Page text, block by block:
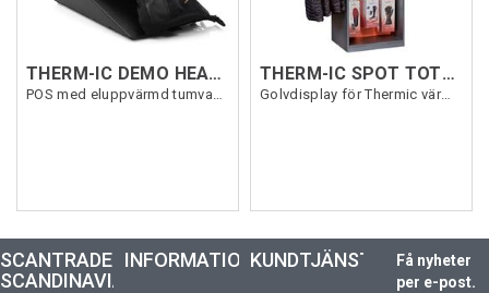
THERM-IC DEMO HEATED MITTEN
POS med eluppvärmd tumvante
THERM-IC SPOT TOTEM L
Golvdisplay för Thermic värmeprodukter
SCANTRADE
SCANDINAVIA
INFORMATIONKUNDTJÄNST
Få nyheter
per e-post.